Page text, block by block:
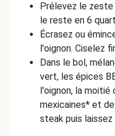
Prélevez le
le reste en 6
Écrasez ou
l'oignon. Ciselez
Dans le bol,
vert, les épices
l'oignon, la moitié
mexicaines* et
steak puis laissez